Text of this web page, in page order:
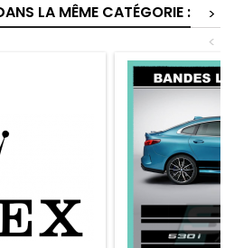
LA MÊME CATÉGORIE :
>
<